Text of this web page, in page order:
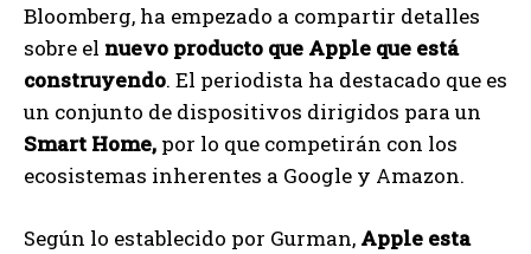
Bloomberg, ha empezado a compartir detalles
sobre el nuevo producto que Apple que está
construyendo. El periodista ha destacado que es
un conjunto de dispositivos dirigidos para un
Smart Home, por lo que competirán con los
ecosistemas inherentes a Google y Amazon.
Según lo establecido por Gurman, Apple esta